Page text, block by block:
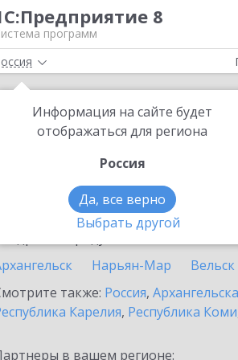
8
программ
Информация на сайте будет
отображаться для региона
Россия
Да, все верно
Выбрать другой
Мирном
с информационными
продукта.
Нарьян-Мар Вельск
также: Россия,
Карелия, Республика Коми
в вашем регионе: